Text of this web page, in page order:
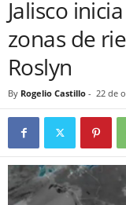
Jalisco
zonas de
Roslyn
By Rogelio Castillo - 22 de